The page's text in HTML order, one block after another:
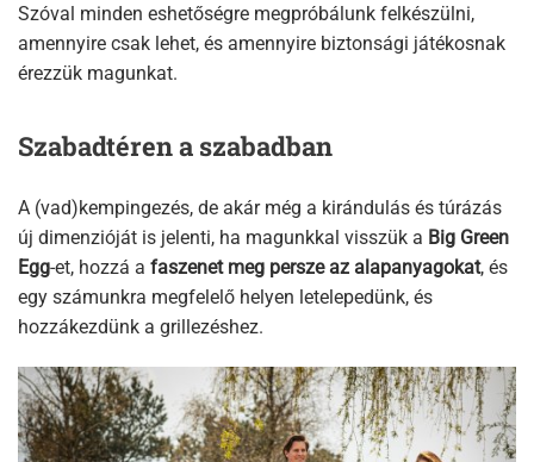
Szóval minden eshetőségre megpróbálunk felkészülni,
amennyire csak lehet, és amennyire biztonsági játékosnak
érezzük magunkat.
Szabadtéren a szabadban
A (vad)kempingezés, de akár még a kirándulás és túrázás
új dimenzióját is jelenti, ha magunkkal visszük a Big Green
Egg-et, hozzá a faszenet meg persze az alapanyagokat, és
egy számunkra megfelelő helyen letelepedünk, és
hozzákezdünk a grillezéshez.